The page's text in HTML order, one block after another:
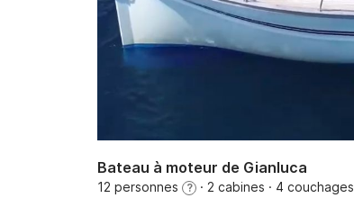
Bateau à moteur de Gianluca
12 personnes ? · 2 cabines · 4 couchages